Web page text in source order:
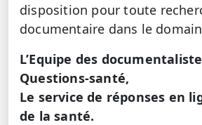
disposition pour toute
documentaire dans le
L’Equipe des
Questions-santé,
Le service de réponses en
de la santé.